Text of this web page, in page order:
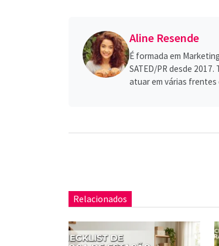
Aline Resende
É formada em
SATED/PR desde
atuar em várias frentes
Relacionados